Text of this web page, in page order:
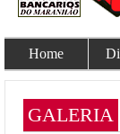
Home
GALERIA